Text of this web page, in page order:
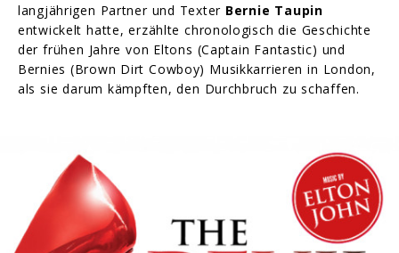
langjährigen Partner und Texter Bernie Taupin
entwickelt hatte, erzählte chronologisch die Geschichte
der frühen Jahre von Eltons (Captain Fantastic) und
Bernies (Brown Dirt Cowboy) Musikkarrieren in London,
als sie darum kämpften, den Durchbruch zu schaffen.